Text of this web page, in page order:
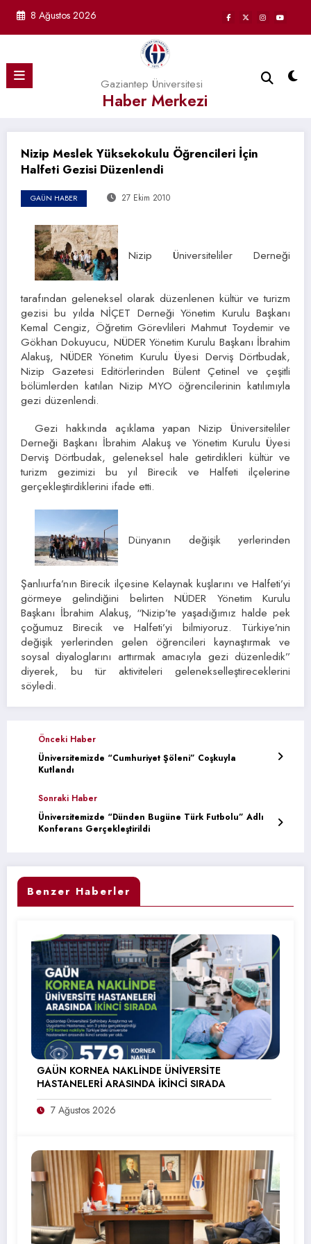
8 Ağustos 2026
Gaziantep Üniversitesi
Haber Merkezi
Nizip Meslek Yüksekokulu Öğrencileri İçin
Halfeti Gezisi Düzenlendi
GAÜN HABER 27 Ekim 2010
Nizip Üniversiteliler Derneği
tarafından geleneksel olarak düzenlenen kültür ve turizm
gezisi bu yılda NİÇET Derneği Yönetim Kurulu Başkanı
Kemal Cengiz, Öğretim Görevlileri Mahmut Toydemir ve
Gökhan Dokuyucu, NÜDER Yönetim Kurulu Başkanı İbrahim
Alakuş, NÜDER Yönetim Kurulu Üyesi Derviş Dörtbudak,
Nizip Gazetesi Editörlerinden Bülent Çetinel ve çeşitli
bölümlerden katılan Nizip MYO öğrencilerinin katılımıyla
gezi düzenlendi.
Gezi hakkında açıklama yapan Nizip Üniversiteliler
Derneği Başkanı İbrahim Alakuş ve Yönetim Kurulu Üyesi
Derviş Dörtbudak, geleneksel hale getirdikleri kültür ve
turizm gezimizi bu yıl Birecik ve Halfeti ilçelerine
gerçekleştirdiklerini ifade etti.
Dünyanın değişik yerlerinden
Şanlıurfa’nın Birecik ilçesine Kelaynak kuşlarını ve Halfeti’yi
görmeye gelindiğini belirten NÜDER Yönetim Kurulu
Başkanı İbrahim Alakuş, “Nizip’te yaşadığımız halde pek
çoğumuz Birecik ve Halfeti’yi bilmiyoruz. Türkiye’nin
değişik yerlerinden gelen öğrencileri kaynaştırmak ve
soysal diyaloglarını arttırmak amacıyla gezi düzenledik”
diyerek, bu tür aktiviteleri gelenekselleştireceklerini
söyledi.
Önceki Haber
Üniversitemizde “Cumhuriyet Şöleni” Coşkuyla
Kutlandı
Sonraki Haber
Üniversitemizde “Dünden Bugüne Türk Futbolu” Adlı
Konferans Gerçekleştirildi
Benzer Haberler
GAÜN KORNEA NAKLİNDE ÜNİVERSİTE
HASTANELERİ ARASINDA İKİNCİ SIRADA
7 Ağustos 2026